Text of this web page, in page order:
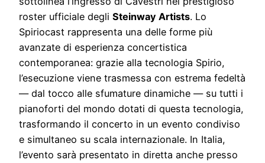
roster ufficiale degli Steinway Artists. Lo
Spiriocast rappresenta una delle forme più
avanzate di esperienza concertistica
contemporanea: grazie alla tecnologia Spirio,
l’esecuzione viene trasmessa con estrema fedeltà
— dal tocco alle sfumature dinamiche — su tutti i
pianoforti del mondo dotati di questa tecnologia,
trasformando il concerto in un evento condiviso
e simultaneo su scala internazionale. In Italia,
l’evento sarà presentato in diretta anche presso